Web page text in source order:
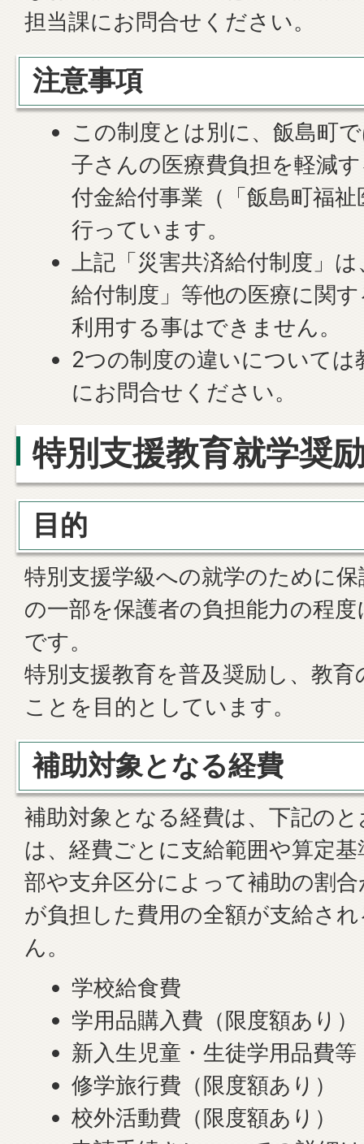
担当課にお問合せください。
注意事項
この制度とは別に、飯島町
子さんの医療費負担を軽減
付金給付事業（「飯島町福
行っています。
上記「災害共済給付制度」
給付制度」等他の医療に関
利用する事はできません。
2つの制度の違いについては
にお問合せください。
特別支援教育就学奨
目的
特別支援学級への就学のために
の一部を保護者の負担能力の程
です。
特別支援教育を普及奨励し、教
ことを目的としています。
補助対象となる経費
補助対象となる経費は、下記の
は、経費ごとに支給範囲や算定
部や支弁区分によって補助の割
が負担した費用の全額が支給さ
ん。
学校給食費
学用品購入費（限度額あり）
新入生児童・生徒学用品費
修学旅行費（限度額あり）
校外活動費（限度額あり）